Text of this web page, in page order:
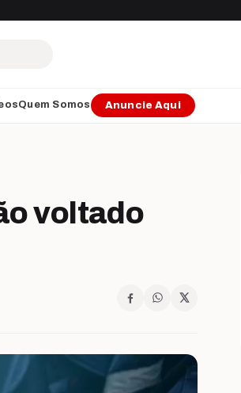
Quem Somos Anuncie Aqui
voltado